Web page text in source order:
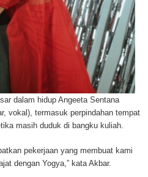
dalam hidup Angeeta Sentana
vokal), termasuk perpindahan tempat
masih duduk di bangku kuliah.
pekerjaan yang membuat kami
dengan Yogya,” kata Akbar.